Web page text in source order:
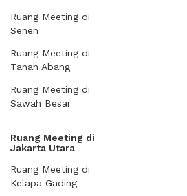
Ruang Meeting di
Senen
Ruang Meeting di
Tanah Abang
Ruang Meeting di
Sawah Besar
Ruang Meeting di
Jakarta Utara
Ruang Meeting di
Kelapa Gading